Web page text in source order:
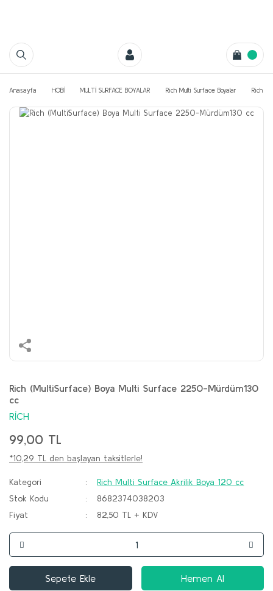
Anasayfa HOBİ MULTİ SURFACE BOYALAR Rich Multi Surface Boyalar Rich
Rich (MultiSurface) Boya Multi Surface 2250-Mürdüm130
cc
RİCH
99,00 TL
*10,29 TL den başlayan taksitlerle!
Kategori
Rich Multi Surface Akrilik Boya 120 cc
Stok Kodu
8682374038203
Fiyat
82,50 TL + KDV
Sepete Ekle Hemen Al